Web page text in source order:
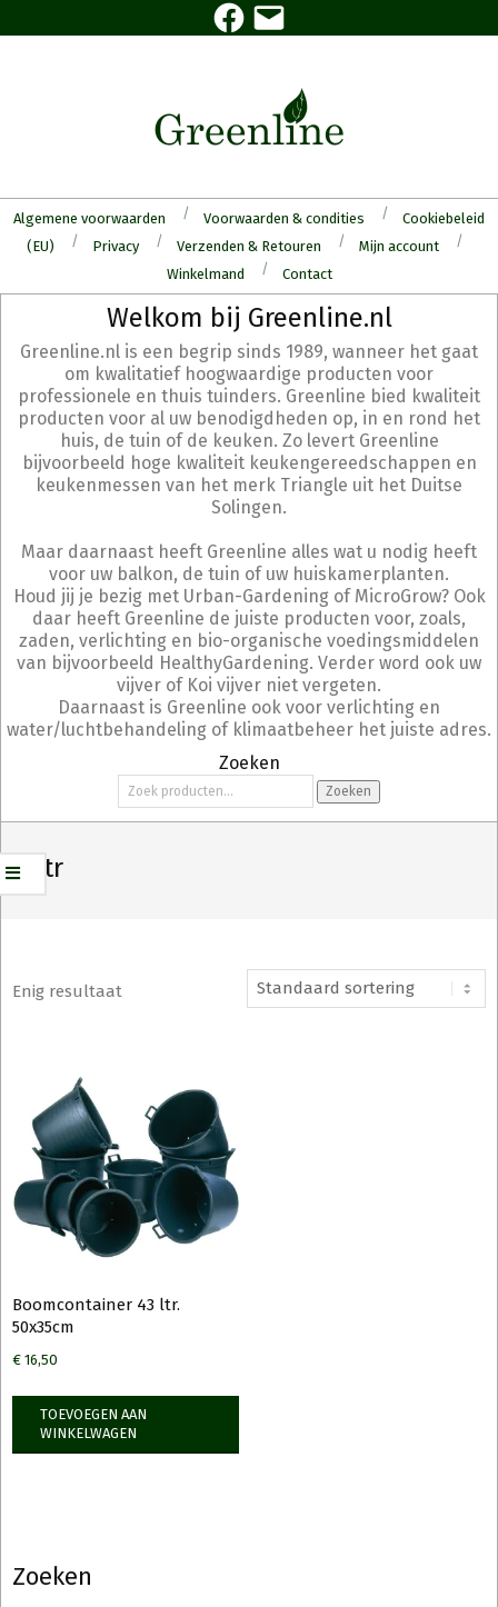
to
Facebook
E-
mail
Algemene voorwaarden Voorwaarden & condities
Cookiebeleid
(EU)
Privacy Verzenden & Retouren
Mijn account
Winkelmand
Contact
Menu
Welkom bij Greenline.nl
Greenline.nl is een begrip sinds 1989, wanneer het gaat
om kwalitatief hoogwaardige producten voor
professionele en thuis tuinders. Greenline bied kwaliteit
producten voor al uw benodigdheden op, in en rond het
huis, de tuin of de keuken. Zo levert Greenline
bijvoorbeeld hoge kwaliteit keukengereedschappen en
keukenmessen van het merk Triangle uit het Duitse
Solingen.
Maar daarnaast heeft Greenline alles wat u nodig heeft
voor uw balkon, de tuin of uw huiskamerplanten.
Houd jij je bezig met Urban-Gardening of MicroGrow? Ook
daar heeft Greenline de juiste producten voor, zoals,
zaden, verlichting en bio-organische voedingsmiddelen
van bijvoorbeeld HealthyGardening. Verder word ook uw
vijver of Koi vijver niet vergeten.
Daarnaast is Greenline ook voor verlichting en
water/luchtbehandeling of klimaatbeheer het juiste adres.
Zoeken
Zoeken
naar:
Zoeken
43 ltr
Enig resultaat
Boomcontainer 43 ltr.
50x35cm
€ 16,50
TOEVOEGEN AAN
WINKELWAGEN
Zoeken